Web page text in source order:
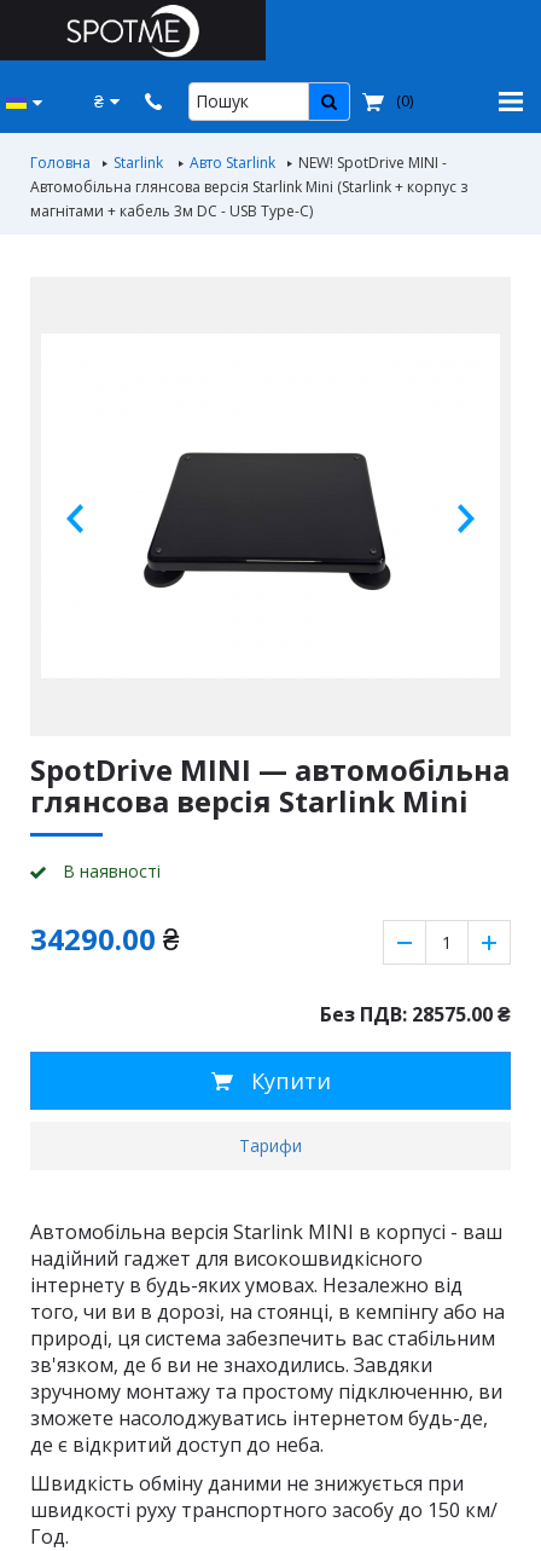
₴ (0)
Головна Starlink Авто Starlink
NEW! SpotDrive MINI -
Автомобільна глянсова версія Starlink Mini (Starlink + корпус з
магнітами + кабель 3м DC - USB Тype-C)
SpotDrive MINI — автомобільна
глянсова версія Starlink Mini
В наявності
34290.00 ₴
Без ПДВ: 28575.00₴
Купити
Тарифи
Автомобільна версія Starlink MINI в корпусі - ваш
надійний гаджет для високошвидкісного
інтернету в будь-яких умовах. Незалежно від
того, чи ви в дорозі, на стоянці, в кемпінгу або на
природі, ця система забезпечить вас стабільним
зв'язком, де б ви не знаходились. Завдяки
зручному монтажу та простому підключенню, ви
зможете насолоджуватись інтернетом будь-де,
де є відкритий доступ до неба.
Швидкість обміну даними не знижується при
швидкості руху транспортного засобу до 150 км/
Год.